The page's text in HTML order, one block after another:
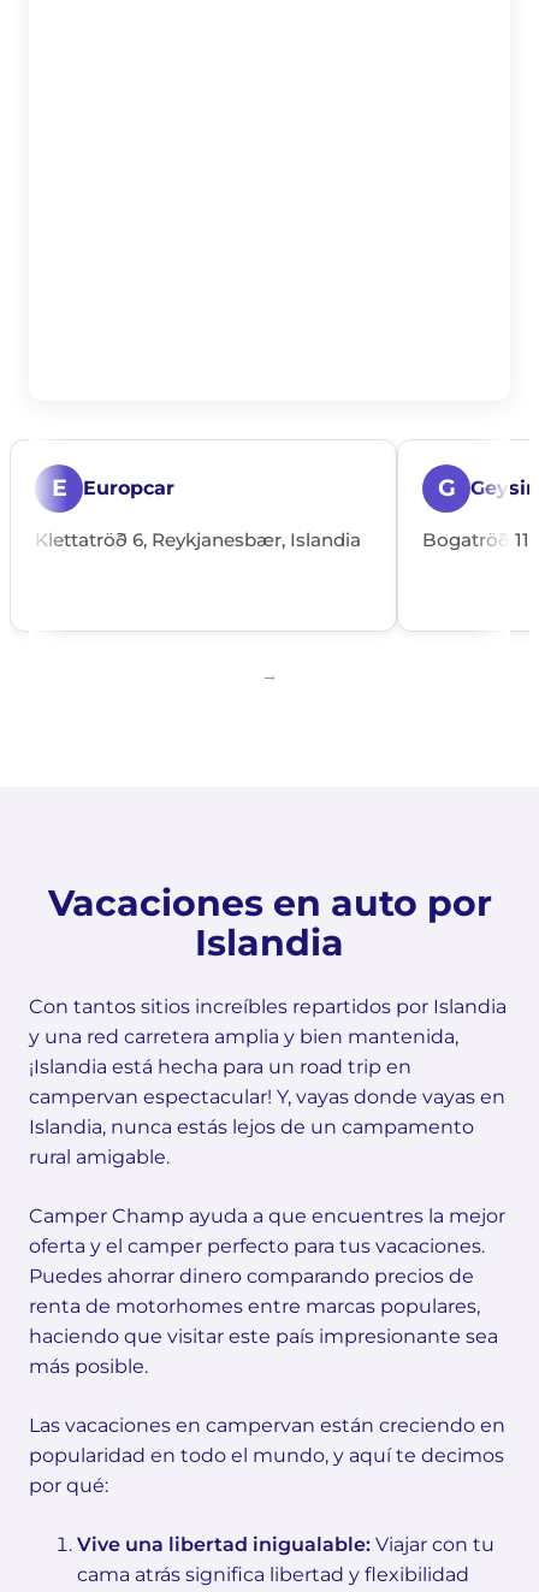
E Europcar
Klettatröð 6, Reykjanesbær, Islandia
G Geysir
Bogatröð
Vacaciones en auto por
Islandia
Con tantos sitios increíbles repartidos por Islandia
y una red carretera amplia y bien mantenida,
¡Islandia está hecha para un road trip en
campervan espectacular! Y, vayas donde vayas en
Islandia, nunca estás lejos de un campamento
rural amigable.
Camper Champ ayuda a que encuentres la mejor
oferta y el camper perfecto para tus vacaciones.
Puedes ahorrar dinero comparando precios de
renta de motorhomes entre marcas populares,
haciendo que visitar este país impresionante sea
más posible.
Las vacaciones en campervan están creciendo en
popularidad en todo el mundo, y aquí te decimos
por qué:
Vive una libertad inigualable: Viajar con tu
cama atrás significa libertad y flexibilidad